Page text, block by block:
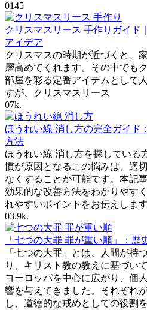
0145
クリスマスリース 手作りガイド
アイデア
クリスマスの時期が近づくと、
層高めてくれます。その中でも
部屋を彩る定番アイテムとして
すが、クリスマスリース
07k.
ほうれい線 消し方の完全ガイド
方法
ほうれい線 消し方を探している
慣が原因となるこの悩みは、適
なくすることが可能です。本記
効果的な改善方法をわかりやす
れやすいポイントをお伝えします
03.9k.
「七つの大罪 罪が重い順」：
「七つの大罪」とは、人間が持
り、キリスト教の教えに基づい
ヨーロッパを中心に広がり、個
響を与えてきました。それぞれ
し、道徳的な戒めとしての役割